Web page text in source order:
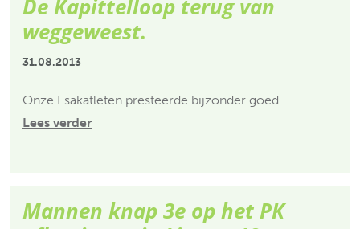
De Kapittelloop terug van
weggeweest.
31.08.2013
Onze Esakatleten presteerde bijzonder goed.
Lees verder
Mannen knap 3e op het PK